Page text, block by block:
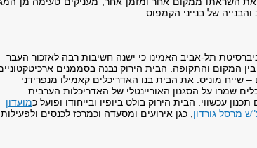
של בנייני הקמפוס.
תל-אביב האמינו כי ישנה חשיבות רבה לאזכור העבר
המקום והתקופה. הבית הירוק נבנה בסממנים
שייח מוניס. את הבית בנו האדריכלים קאמילו מנפרידני
בשנת 1991. האדריכלים שמרו על הסגנון האוריינטלי של האדריכלות הערבית
מועדון
מרסל גורדון , כגן אירועים ומסעדה וכמרכז לכנסים ולפעילות